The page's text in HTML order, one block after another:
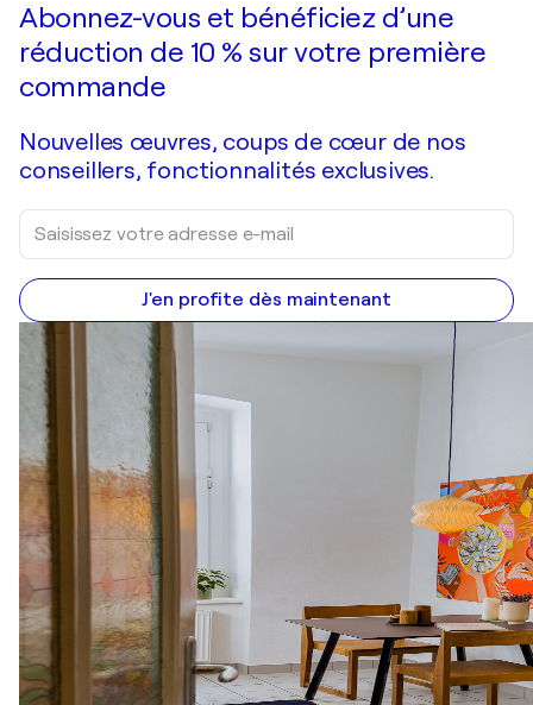
Je passe commande
Abonnez-vous et bénéficiez d’une
réduction de 10 % sur votre première
commande
Nouvelles œuvres, coups de cœur de nos
conseillers, fonctionnalités exclusives.
J'en profite dès maintenant